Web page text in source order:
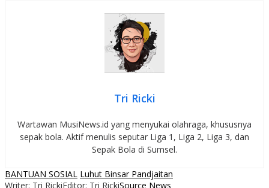
Tri Ricki
Wartawan MusiNews.id yang menyukai olahraga, khususnya
sepak bola. Aktif menulis seputar Liga 1, Liga 2, Liga 3, dan
Sepak Bola di Sumsel.
BANTUAN SOSIAL Luhut Binsar Pandjaitan
Writer: Tri RickiEditor: Tri RickiSource News